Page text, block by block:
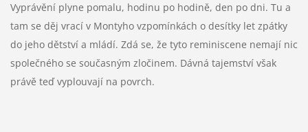
Vyprávění plyne pomalu, hodinu po hodině, den po dni. Tu a
tam se děj vrací v Montyho vzpomínkách o desítky let zpátky
do jeho dětství a mládí. Zdá se, že tyto reminiscene nemají nic
společného se současným zločinem. Dávná tajemství však
právě teď vyplouvají na povrch.